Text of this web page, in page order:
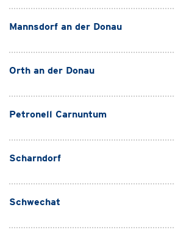
Mannsdorf an der Donau
Orth an der Donau
Petronell Carnuntum
Scharndorf
Schwechat